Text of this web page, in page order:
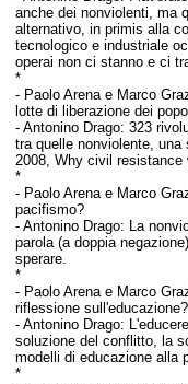
anche dei nonviolenti, ma
alternativo, in primis alla
tecnologico e industriale
operai non ci stanno e ci
*
- Paolo Arena e Marco
lotte di liberazione dei
- Antonino Drago: 323
tra quelle nonviolente, una
2008, Why civil resistance
*
- Paolo Arena e Marco
pacifismo?
- Antonino Drago: La
parola (a doppia
sperare.
*
- Paolo Arena e Marco
riflessione sull'educazione?
- Antonino Drago:
soluzione del conflitto, la
modelli di educazione alla
*